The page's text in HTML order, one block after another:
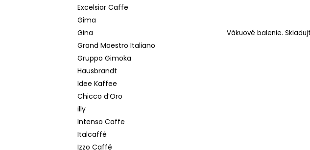
Excelsior Caffe
Gima
Gina
Grand Maestro Italiano
Gruppo Gimoka
Hausbrandt
Idee Kaffee
Chicco d’Oro
illy
Intenso Caffe
Italcaffé
Izzo Caffé
Vákuové balenie.